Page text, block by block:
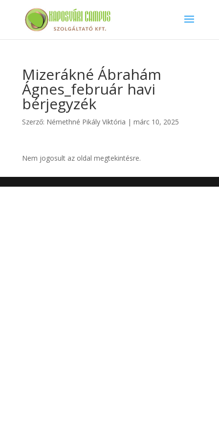
Mizerákné Ábrahám
Ágnes_február havi
bérjegyzék
Szerző: Némethné Pikály Viktória | márc 10, 2025
Nem jogosult az oldal megtekintésre.